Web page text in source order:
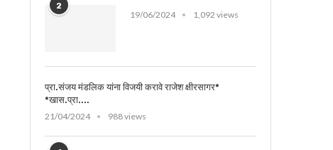
2
19/06/2024 1,092 views
प्रा.संजय मंडलिक यांना विजयी करावे राजेश क्षीरसागर*
*खास.प्रा....
21/04/2024
988 views